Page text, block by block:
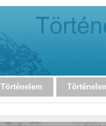
Történelem